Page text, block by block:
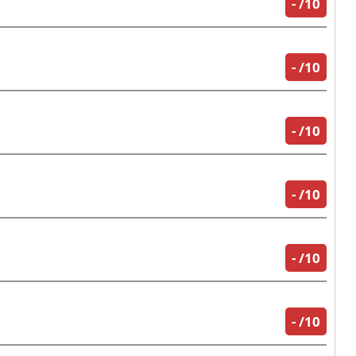
-/10
-/10
-/10
-/10
-/10
-/10